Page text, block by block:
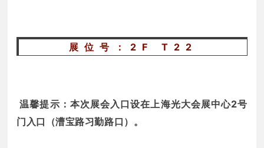
展位号：2F T22
温馨提示： 本次展会入口设在上海光大会展中心2号
门入口（漕宝路习勤路口）。